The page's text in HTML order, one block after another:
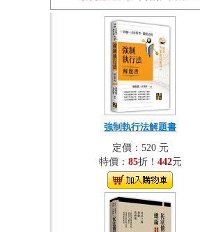
強制執行法解題書
定價：520 元
特價： 85折！ 442元